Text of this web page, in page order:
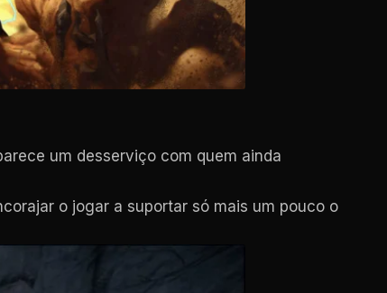
um desserviço com quem ainda
o jogar a suportar só mais um pouco o